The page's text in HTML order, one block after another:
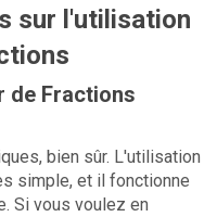
sur l'utilisation
de Fractions
bien sûr. L'utilisation
simple, et il fonctionne
Si vous voulez en